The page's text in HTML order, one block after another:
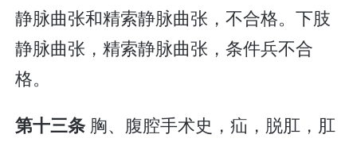
静脉曲张和精索静脉曲张，不合格。下肢
静脉曲张，精索静脉曲张，条件兵不合
格。
第十三条 胸、腹腔手术史，疝，脱肛，肛